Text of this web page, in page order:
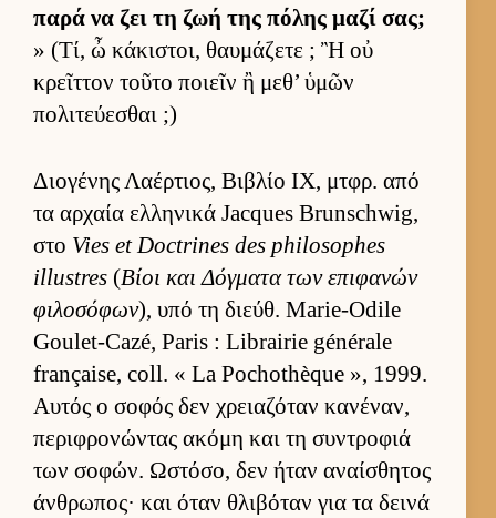
παρά να ζει τη ζωή της πόλης μαζί σας;
» (Τί, ὦ κάκιστοι, θαυ­μάζετε ; Ἢ οὐ
κρεῖτ­τον τοῦτο ποιεῖν ἢ μεθ’ ὑμῶν
πολιτεύ­εσθαι ;)
Διο­γένης Λαέρ­τιος, Βιβλίο IX, μτ­φρ. από
τα αρ­χαία ελ­ληνικά Jacques Brunschwig,
στο Vies et Doctrines des philosophes
illustres (Βίοι και Δόγ­ματα των επιφανών
φιλοσόφων), υπό τη διεύθ. Marie-Odile
Goulet-Cazé, Paris : Librairie générale
française, coll. « La Pochothèque », 1999.
Αυ­τός ο σοφός δεν χρεια­ζόταν κανέναν,
περιφρονώντας ακόμη και τη συντροφιά
των σοφών. Ωστόσο, δεν ήταν αναί­σθητος
άν­θρωπος· και όταν θλιβόταν για τα δεινά